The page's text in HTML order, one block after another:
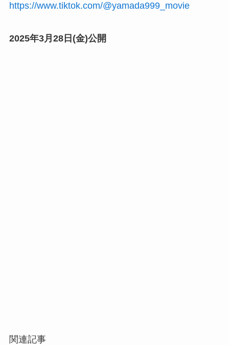
https://www.tiktok.com/@yamada999_movie
2025年3月28日(金)公開
関連記事